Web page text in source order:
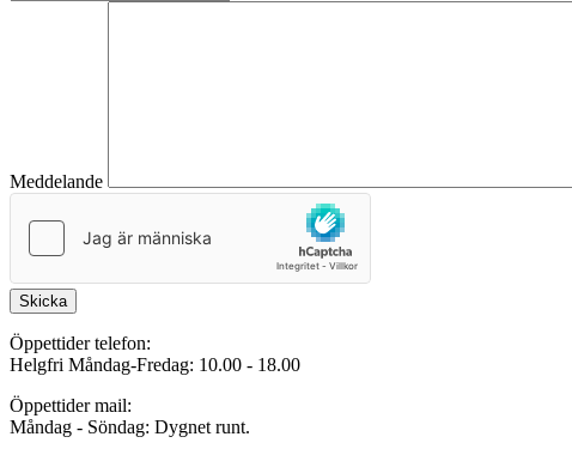
Meddelande
Skicka
Öppettider telefon:
Helgfri Måndag-Fredag: 10.00 - 18.00
Öppettider mail:
Måndag - Söndag: Dygnet runt.